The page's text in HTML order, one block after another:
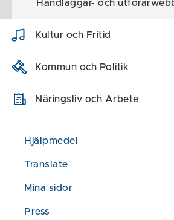
Handläggar- och
Kultur och Fritid
Kommun och Politik
Näringsliv och Arbete
Hjälpmedel
Translate
Mina sidor
Press
Hur redovisar jag
min huvudmans
(fickpengskonto)?
Hur tar jag bort ett
inte ska finnas med i
Hur skickar jag in min